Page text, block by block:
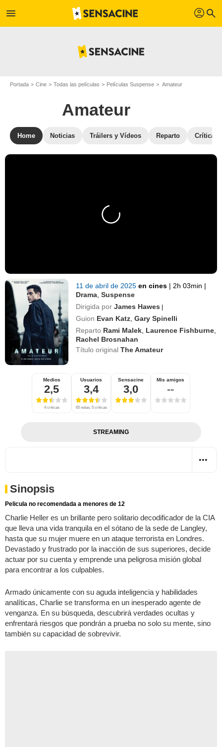
menu profil search
Portada Cine Todas las películas Películas Suspense Amateur
Amateur
Home Noticias Tráilers y Vídeos Reparto Críticas
11 de abril de 2025en cines | 2h 03min |
Drama ,Suspense
Dirigida por James Hawes |
Guion Evan Katz ,Gary Spinelli
Reparto Rami Malek Laurence Fishburne
Rachel Brosnahan
Título originalThe Amateur
Medios
2,5
4 críticas
Usuarios
3,4
65 notas, 5 críticas
Sensacine
3,0
Mis amigos
--
STREAMING
Sinopsis
Pelicula no recomendada a menores de 12
Charlie Heller es un brillante pero solitario decodificador de la CIA
que lleva una vida tranquila en el sótano de la sede de Langley,
hasta que su mujer muere en un ataque terrorista en Londres.
Devastado y frustrado por la inacción de sus superiores, decide
actuar por su cuenta y emprende una peligrosa misión global
para encontrar a los culpables.
Armado únicamente con su aguda inteligencia y habilidades
analíticas, Charlie se transforma en un inesperado agente de
venganza. En su búsqueda, descubrirá verdades ocultas y
enfrentará riesgos que pondrán a prueba no solo su mente, sino
también su capacidad de sobrevivir.